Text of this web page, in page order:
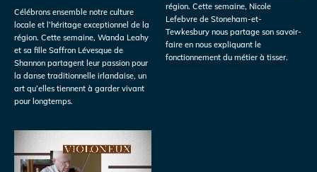
Célébrons ensemble notre culture
locale et l’héritage exceptionnel de la
région. Cette semaine, Wanda Leahy
et sa fille Saffron Lévesque de
Shannon partagent leur passion pour
la danse traditionnelle irlandaise, un
art qu’elles tiennent à garder vivant
pour longtemps.
région. Cette semaine, Nicole
Lefebvre de Stoneham-et-
Tewkesbury nous partage son savoir-
faire en nous expliquant le
fonctionnement du métier à tisser.